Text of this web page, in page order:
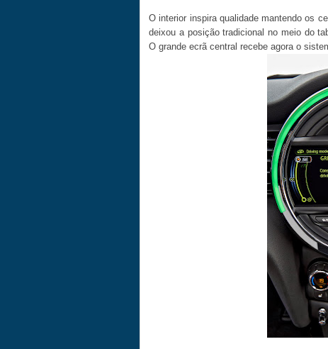
O interior inspira qualidade mantendo os
deixou a posição tradicional no meio do
O grande ecrã central recebe agora o